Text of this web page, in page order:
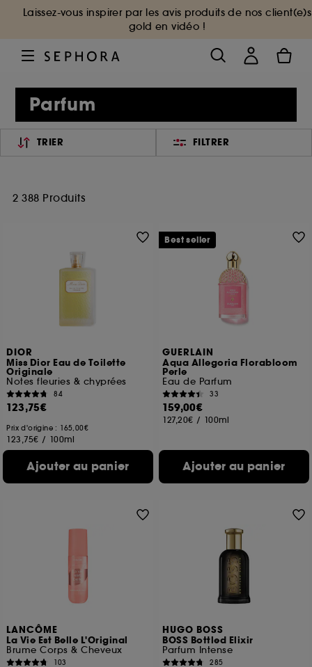
Laissez-vous inspirer par les avis produits de nos client(e)s
gold en vidéo !
Parfum
TRIER FILTRER
2 388 Produits
DIOR
Miss Dior Eau de Toilette
Originale
Notes fleuries & chyprées
84
123,75€
Prix d'origine : 165,00€
123,75€ / 100ml
Ajouter au panier
GUERLAIN
Aqua Allegoria Florabloom
Perle
Eau de Parfum
33
159,00€
127,20€ / 100ml
Ajouter au panier
Best seller
LANCÔME
La Vie Est Belle L'Original
Brume Corps & Cheveux
103
HUGO BOSS
BOSS Bottled Elixir
Parfum Intense
285